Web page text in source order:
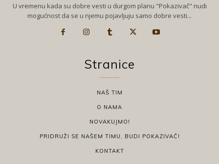
U vremenu kada su dobre vesti u durgom planu "Pokazivač" nudi
mogućnost da se u njemu pojavljuju samo dobre vesti...
Stranice
NAŠ TIM
O NAMA
NOVAKUJMO!
PRIDRUŽI SE NAŠEM TIMU, BUDI POKAZIVAČ!
KONTAKT